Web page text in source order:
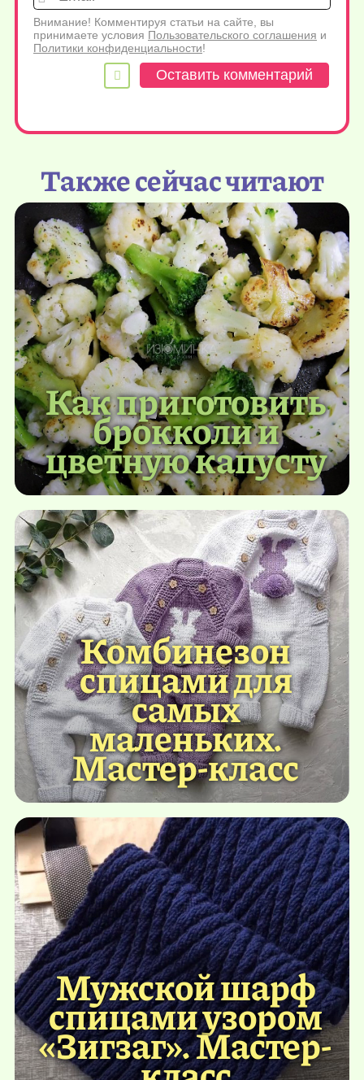
Внимание! Комментируя статьи на сайте, вы
принимаете условия Пользовательского соглашения и
Политики конфиденциальности!
Также сейчас читают
Как приготовить
брокколи и
цветную капусту
Комбинезон
спицами для
самых
маленьких.
Мастер-класс
Мужской шарф
спицами узором
«Зигзаг». Мастер-